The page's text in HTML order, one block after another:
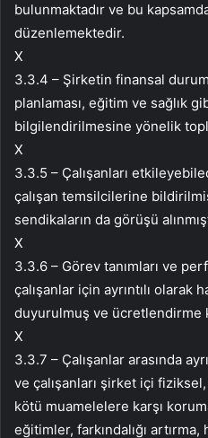
bulunmaktadır ve bu
düzenlemektedir.
X
3.3.4 – Şirketin finansal
planlaması, eğitim ve sağlık
bilgilendirilmesine yönelik
X
3.3.5 – Çalışanları
çalışan temsilcilerine
sendikaların da görüşü
X
3.3.6 – Görev tanımları ve
çalışanlar için ayrıntılı olarak
duyurulmuş ve ücretlendirme
X
3.3.7 – Çalışanlar arasında
ve çalışanları şirket içi
kötü muamelelere karşı
eğitimler, farkındalığı